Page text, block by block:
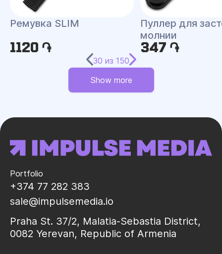
Ремувка SLIM
1120 ֏
Пуллер для
молнии
347 ֏
30 из 150
Show more
Portfolio
+374 77 282 383
sale@impulsemedia.io
Praha St. 37/2, Malatia-Sebastia District,
0082 Yerevan, Republic of Armenia